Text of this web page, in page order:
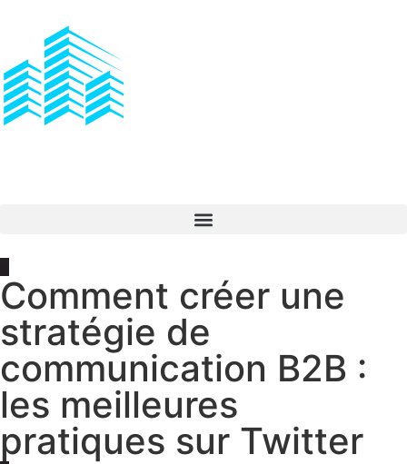
Comment créer une
stratégie de
communication B2B :
les meilleures
pratiques sur Twitter